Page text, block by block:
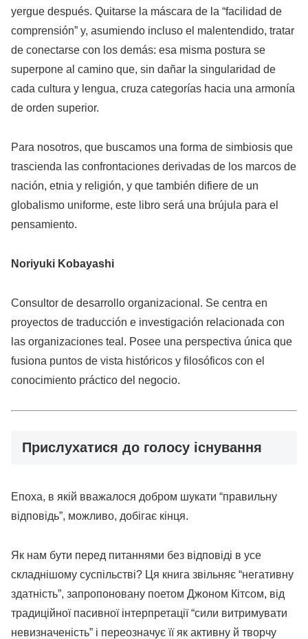
yergue después. Quitarse la máscara de la “facilidad de
comprensión” y, asumiendo incluso el malentendido, tratar
de conectarse con los demás: esa misma postura se
superpone al camino que, sin dañar la singularidad de
cada cultura y lengua, cruza categorías hacia una armonía
de orden superior.
Para nosotros, que buscamos una forma de simbiosis que
trascienda las confrontaciones derivadas de los marcos de
nación, etnia y religión, y que también difiere de un
globalismo uniforme, este libro será una brújula para el
pensamiento.
Noriyuki Kobayashi
Consultor de desarrollo organizacional. Se centra en
proyectos de traducción e investigación relacionada con
las organizaciones teal. Posee una perspectiva única que
fusiona puntos de vista históricos y filosóficos con el
conocimiento práctico del negocio.
Прислухатися до голосу існування
Епоха, в якій вважалося добром шукати “правильну
відповідь”, можливо, добігає кінця.
Як нам бути перед питаннями без відповіді в усе
складнішому суспільстві? Ця книга звільняє “негативну
здатність”, запропоновану поетом Джоном Кітсом, від
традиційної пасивної інтерпретації “сили витримувати
невизначеність” і переозначує її як активну й творчу